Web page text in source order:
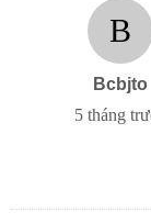
B
Bcbjto
5 tháng